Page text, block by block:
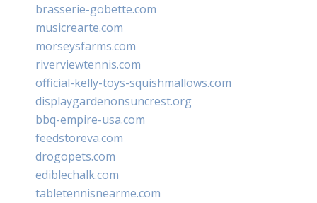
brasserie-gobette.com
musicrearte.com
morseysfarms.com
riverviewtennis.com
official-kelly-toys-squishmallows.com
displaygardenonsuncrest.org
bbq-empire-usa.com
feedstoreva.com
drogopets.com
ediblechalk.com
tabletennisnearme.com